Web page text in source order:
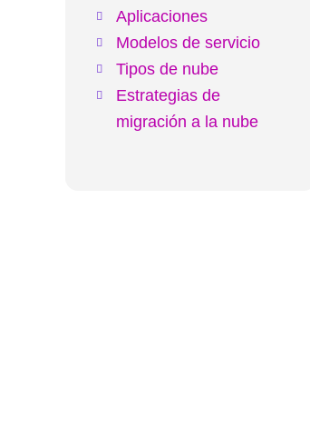
Aplicaciones
Modelos de servicio
Tipos de nube
Estrategias de
migración a la nube